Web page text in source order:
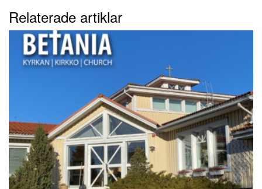
Relaterade artiklar